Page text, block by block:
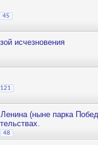
45
исчезновения
121
(ныне парка
48